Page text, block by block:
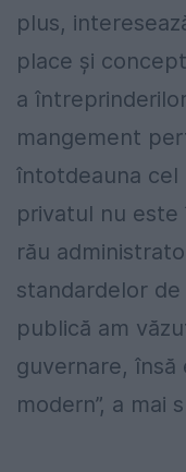
plus,
place şi
a
mangement
întotdeauna cel
privatul nu
rău
standardelor
publică am
guvernare,
modern”, a mai